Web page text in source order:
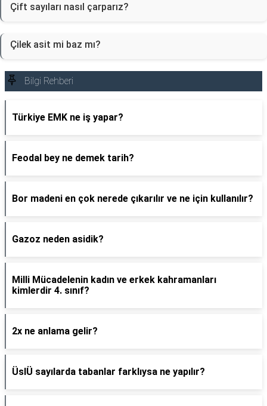
Çift sayıları nasıl çarparız?
Çilek asit mi baz mı?
Bilgi Rehberi
Türkiye EMK ne iş yapar?
Feodal bey ne demek tarih?
Bor madeni en çok nerede çıkarılır ve ne için kullanılır?
Gazoz neden asidik?
Milli Mücadelenin kadın ve erkek kahramanları
kimlerdir 4. sınıf?
2x ne anlama gelir?
ÜslÜ sayılarda tabanlar farklıysa ne yapılır?